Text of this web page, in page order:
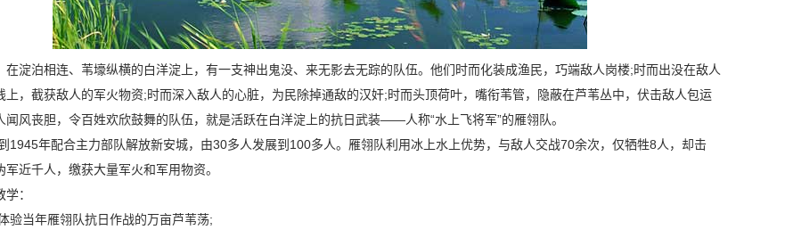
在淀泊相连、苇壕纵横的白洋淀上，有一支神出鬼没、来无影去无踪的队伍。他们时而化装成渔民，巧端敌人岗楼;时而出没在敌人
上，截获敌人的军火物资;时而深入敌人的心脏，为民除掉通敌的汉奸;时而头顶荷叶，嘴衔苇管，隐蔽在芦苇丛中，伏击敌人包运
闻风丧胆，令百姓欢欣鼓舞的队伍，就是活跃在白洋淀上的抗日武装——人称“水上飞将军”的雁翎队。
1945年配合主力部队解放新安城，由30多人发展到100多人。雁翎队利用冰上水上优势，与敌人交战70余次，仅牺牲8人，却击
军近千人，缴获大量军火和军用物资。
：
验当年雁翎队抗日作战的万亩芦苇荡;